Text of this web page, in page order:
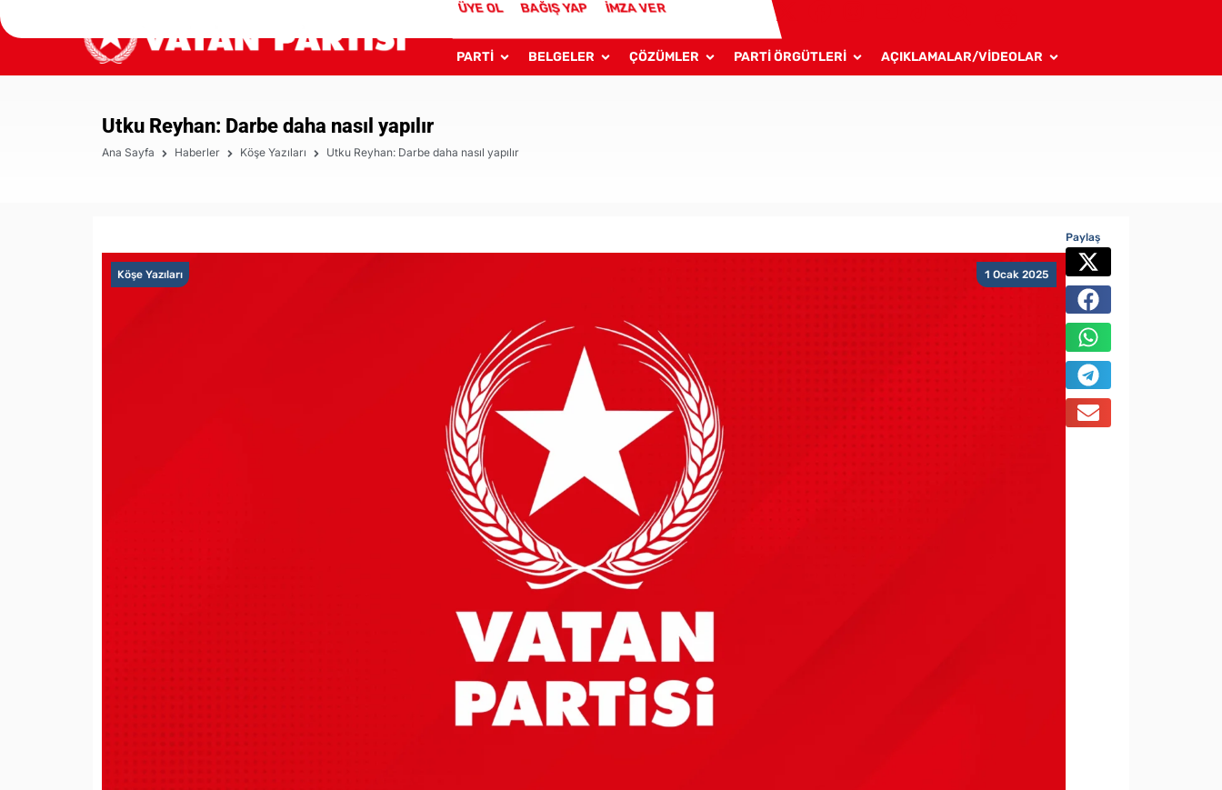
ÜYE OL BAĞIŞ YAP İMZA VER
PARTİ BELGELER ÇÖZÜMLER PARTİ ÖRGÜTLERİ AÇIKLAMALAR/VİDEOLAR
Utku Reyhan: Darbe daha nasıl yapılır
Ana Sayfa Haberler Köşe Yazıları Utku Reyhan: Darbe daha nasıl yapılır
1 Ocak 2025
Köşe Yazıları
Paylaş